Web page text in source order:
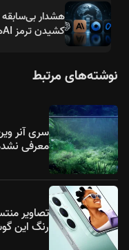
هشدار
کشیدن ترمز AIها رسیده است؟
نوشته‌های مرتبط
معرفی
رنگ این